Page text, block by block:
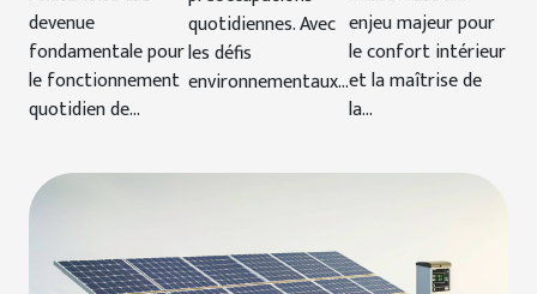
devenue
fondamentale pour
le fonctionnement
quotidien de...
l'eau à
domicile
quotidiennes. Avec
les défis
environnementaux...
enjeu majeur pour
le confort intérieur
et la maîtrise de
la...